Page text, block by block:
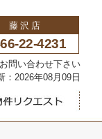
藤沢店
22-4231
問い合わせ下さい
：2026年08月09日